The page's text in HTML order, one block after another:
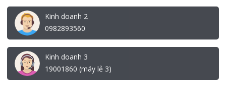
Kinh doanh 2
0982893560
Kinh doanh 3
19001860 (máy lẻ 3)